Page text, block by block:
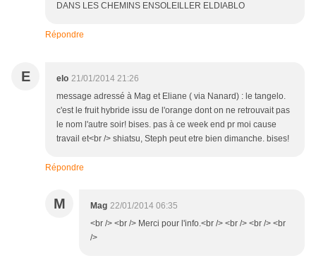
DANS LES CHEMINS ENSOLEILLER ELDIABLO
Répondre
E elo 21/01/2014 21:26
message adressé à Mag et Eliane ( via Nanard) : le tangelo.
c'est le fruit hybride issu de l'orange dont on ne retrouvait pas
le nom l'autre soir! bises. pas à ce week end pr moi cause
travail et<br /> shiatsu, Steph peut etre bien dimanche. bises!
Répondre
M Mag 22/01/2014 06:35
<br /> <br /> Merci pour l'info.<br /> <br /> <br /> <br
/>